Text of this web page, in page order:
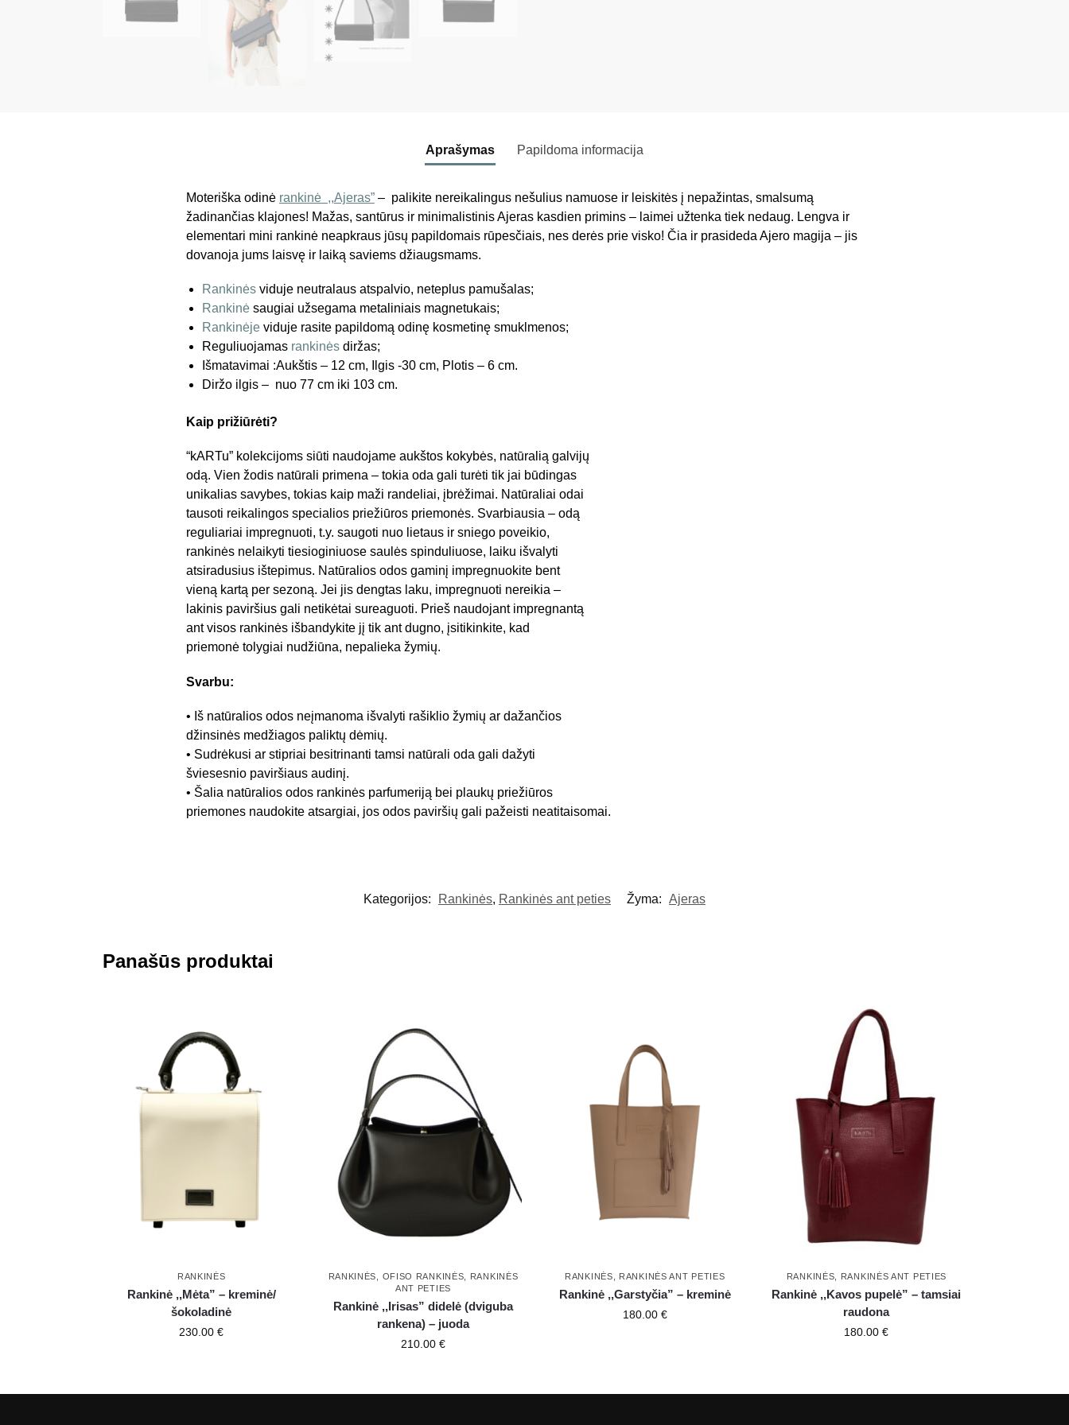
Aprašymas Papildoma informacija
Moteriška odinė rankinė ,,Ajeras”– palikite nereikalingus nešulius namuose ir leiskitės į nepažintas, smalsumą
žadinančias klajones! Mažas, santūrus ir minimalistinis Ajeras kasdien primins – laimei užtenka tiek nedaug. Lengva ir
elementari mini rankinė neapkraus jūsų papildomais rūpesčiais, nes derės prie visko! Čia ir prasideda Ajero magija – jis
dovanoja jums laisvę ir laiką saviems džiaugsmams.
Rankinėsviduje neutralaus atspalvio, neteplus pamušalas;
Rankinėsaugiai užsegama metaliniais magnetukais;
Rankinėjeviduje rasite papildomą odinę kosmetinę smuklmenos;
Reguliuojamas rankinėsdiržas;
Išmatavimai :Aukštis – 12 cm, Ilgis -30 cm, Plotis – 6 cm.
Diržo ilgis – nuo 77 cm iki 103 cm.
Kaip prižiūrėti?
“kARTu” kolekcijoms siūti naudojame aukštos kokybės, natūralią galvijų
odą. Vien žodis natūrali primena – tokia oda gali turėti tik jai būdingas
unikalias savybes, tokias kaip maži randeliai, įbrėžimai. Natūraliai odai
tausoti reikalingos specialios priežiūros priemonės. Svarbiausia – odą
reguliariai impregnuoti, t.y. saugoti nuo lietaus ir sniego poveikio,
rankinės nelaikyti tiesioginiuose saulės spinduliuose, laiku išvalyti
atsiradusius ištepimus. Natūralios odos gaminį impregnuokite bent
vieną kartą per sezoną. Jei jis dengtas laku, impregnuoti nereikia –
lakinis paviršius gali netikėtai sureaguoti. Prieš naudojant impregnantą
ant visos rankinės išbandykite jį tik ant dugno, įsitikinkite, kad
priemonė tolygiai nudžiūna, nepalieka žymių.
Svarbu:
• Iš natūralios odos neįmanoma išvalyti rašiklio žymių ar dažančios
džinsinės medžiagos paliktų dėmių.
• Sudrėkusi ar stipriai besitrinanti tamsi natūrali oda gali dažyti
šviesesnio paviršiaus audinį.
• Šalia natūralios odos rankinės parfumeriją bei plaukų priežiūros
priemones naudokite atsargiai, jos odos paviršių gali pažeisti neatitaisomai.
Kategorijos: Rankinės, Rankinės ant peties Žyma: Ajeras
Panašūs produktai
RANKINĖS
Rankinė ,,Mėta” – kreminė/
šokoladinė
230.00€
RANKINĖS OFISO RANKINĖS
RANKINĖS
ANT PETIES
Rankinė ,,Irisas” didelė (dviguba
rankena) – juoda
210.00 €
RANKINĖS RANKINĖS ANT PETIES
Rankinė ,,Garstyčia” – kreminė
180.00 €
RANKINĖS RANKINĖS ANT PETIES
Rankinė ,,Kavos pupelė” – tamsiai
raudona
180.00€